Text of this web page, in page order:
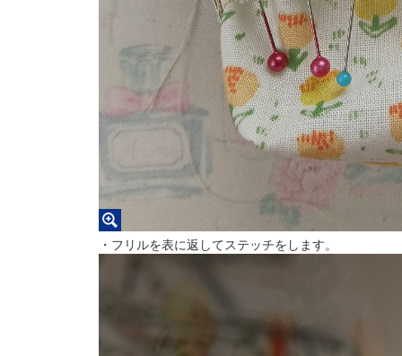
・フリルを表に返してステッチをします。